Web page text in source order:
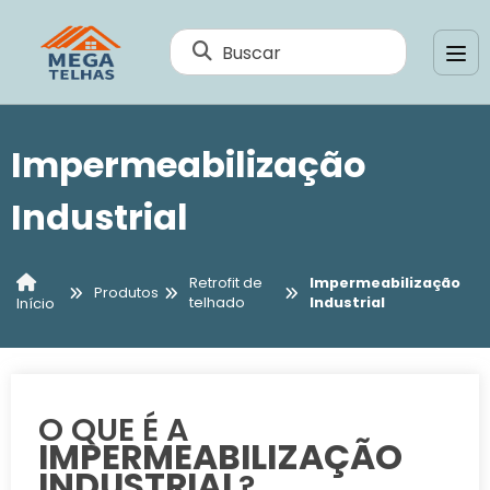
Buscar
Impermeabilização
Industrial
Início
Produtos
Retrofit de
telhado
Impermeabilização
Industrial
O QUE É A
IMPERMEABILIZAÇÃO